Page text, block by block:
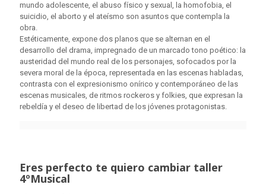
mundo adolescente, el abuso físico y sexual, la homofobia, el
suicidio, el aborto y el ateísmo son asuntos que contempla la
obra.
Estéticamente, expone dos planos que se alternan en el
desarrollo del drama, impregnado de un marcado tono poético: la
austeridad del mundo real de los personajes, sofocados por la
severa moral de la época, representada en las escenas habladas,
contrasta con el expresionismo onírico y contemporáneo de las
escenas musicales, de ritmos rockeros y folkies, que expresan la
rebeldía y el deseo de libertad de los jóvenes protagonistas.
Eres perfecto te quiero cambiar taller
4ºMusical